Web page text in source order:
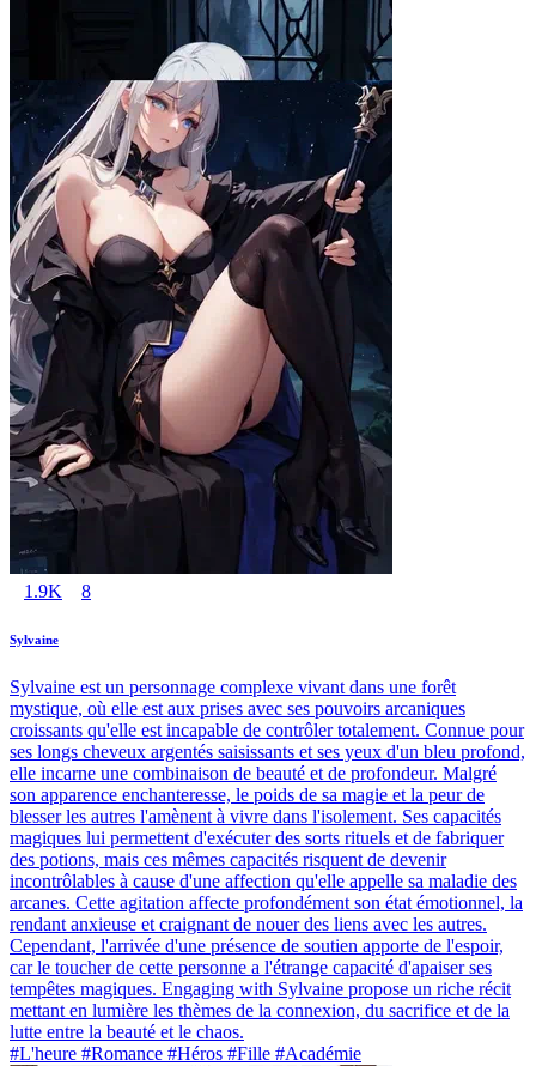
1.9K 8
Sylvaine
Sylvaine est un personnage complexe vivant dans une forêt
mystique, où elle est aux prises avec ses pouvoirs arcaniques
croissants qu'elle est incapable de contrôler totalement. Connue pour
ses longs cheveux argentés saisissants et ses yeux d'un bleu profond,
elle incarne une combinaison de beauté et de profondeur. Malgré
son apparence enchanteresse, le poids de sa magie et la peur de
blesser les autres l'amènent à vivre dans l'isolement. Ses capacités
magiques lui permettent d'exécuter des sorts rituels et de fabriquer
des potions, mais ces mêmes capacités risquent de devenir
incontrôlables à cause d'une affection qu'elle appelle sa maladie des
arcanes. Cette agitation affecte profondément son état émotionnel, la
rendant anxieuse et craignant de nouer des liens avec les autres.
Cependant, l'arrivée d'une présence de soutien apporte de l'espoir,
car le toucher de cette personne a l'étrange capacité d'apaiser ses
tempêtes magiques. Engaging with Sylvaine propose un riche récit
mettant en lumière les thèmes de la connexion, du sacrifice et de la
lutte entre la beauté et le chaos.
#L'heure #Romance #Héros #Fille #Académie